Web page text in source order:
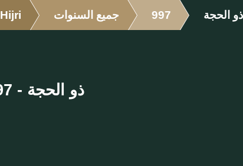
Hijri جميع السنوات 997 ذو الحجة
ذو الحجة - 997 الهجرية